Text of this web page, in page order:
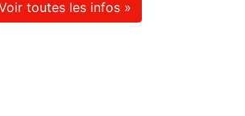
toutes les infos »